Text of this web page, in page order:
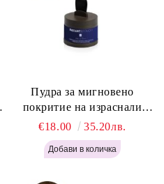
Пудра за мигновено
покритие на израснали
корени Светло Русо - Labor
Pro Instant Retouch Powder -
Light Blonde H646
€18.00 35.20лв.